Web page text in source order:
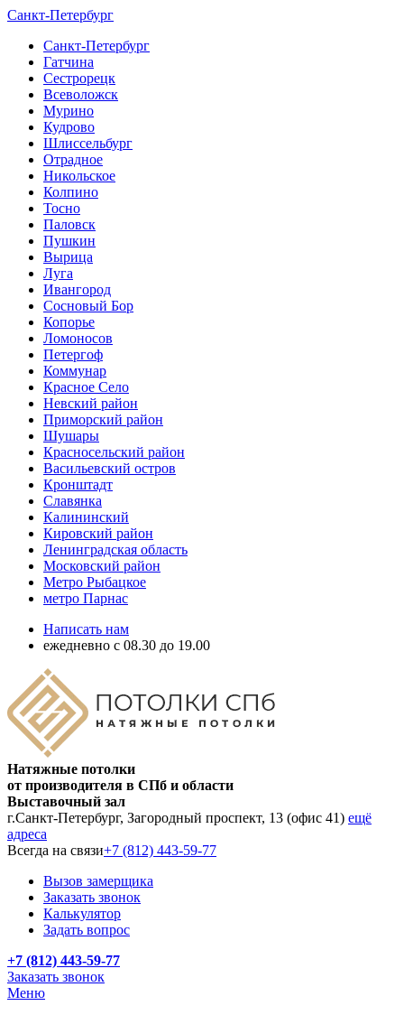
Санкт-Петербург
Санкт-Петербург
Гатчина
Сестрорецк
Всеволожск
Мурино
Кудрово
Шлиссельбург
Отрадное
Никольское
Колпино
Тосно
Паловск
Пушкин
Вырица
Луга
Ивангород
Сосновый Бор
Копорье
Ломоносов
Петергоф
Коммунар
Красное Село
Невский район
Приморский район
Шушары
Красносельский район
Васильевский остров
Кронштадт
Славянка
Калининский
Кировский район
Ленинградская область
Московский район
Метро Рыбацкое
метро Парнас
Написать нам
ежедневно с 08.30 до 19.00
Натяжные потолки
от производителя в СПб и области
Выставочный зал
г.Санкт-Петербург, Загородный проспект, 13 (офис 41) ещё
адреса
Всегда на связи+7 (812) 443-59-77
Вызов замерщика
Заказать звонок
Калькулятор
Задать вопрос
+7 (812) 443-59-77
Заказать звонок
Меню